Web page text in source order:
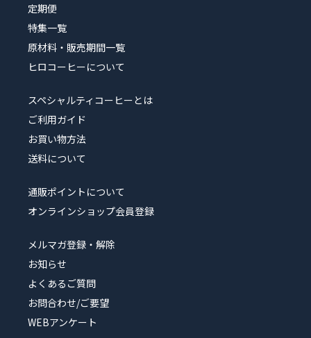
定期便
特集一覧
原材料・販売期間一覧
ヒロコーヒーについて
スペシャルティコーヒーとは
ご利用ガイド
お買い物方法
送料について
通販ポイントについて
オンラインショップ会員登録
メルマガ登録・解除
お知らせ
よくあるご質問
お問合わせ/ご要望
WEBアンケート